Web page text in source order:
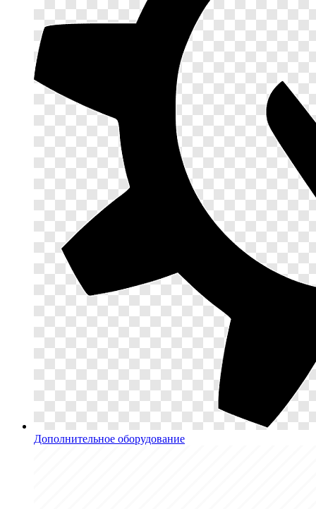
Дополнительное оборудование